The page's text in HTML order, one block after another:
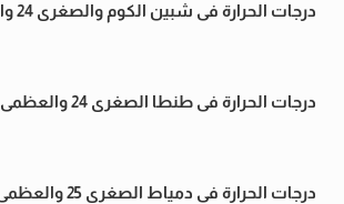
درجات الحرارة فى شبين الكوم والصغرى 24 والعظمى 33
درجات الحرارة فى طنطا الصغرى 24 والعظمى 33
درجات الحرارة فى دمياط الصغرى 25 والعظمى 31